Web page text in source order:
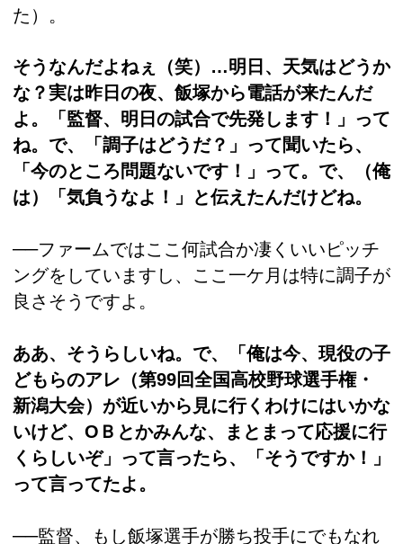
た）。
そうなんだよねぇ（笑）…明日、天気はどうか
な？実は昨日の夜、飯塚から電話が来たんだ
よ。「監督、明日の試合で先発します！」って
ね。で、「調子はどうだ？」って聞いたら、
「今のところ問題ないです！」って。で、（俺
は）「気負うなよ！」と伝えたんだけどね。
──ファームではここ何試合か凄くいいピッチ
ングをしていますし、ここ一ケ月は特に調子が
良さそうですよ。
ああ、そうらしいね。で、「俺は今、現役の子
どもらのアレ（第99回全国高校野球選手権・
新潟大会）が近いから見に行くわけにはいかな
いけど、ОＢとかみんな、まとまって応援に行
くらしいぞ」って言ったら、「そうですか！」
って言ってたよ。
──監督、もし飯塚選手が勝ち投手にでもなれ